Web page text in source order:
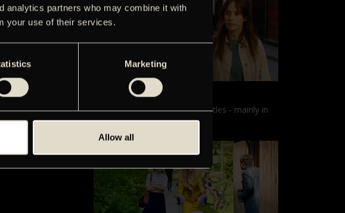
analytics partners who may combine it with
your use of their services.
Marketing
Allow all
Films with English subtitles
Screenings with English subtitles - mainly in
our sister cinema, Gloria.